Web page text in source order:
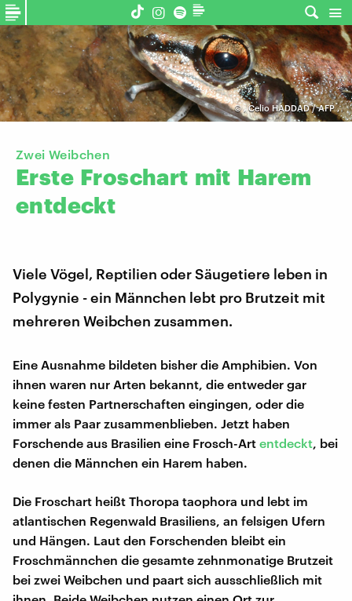
©,Celio HADDAD / AFP,
Zwei Weibchen
Erste Froschart mit Harem
entdeckt
Viele Vögel, Reptilien oder Säugetiere leben in
Polygynie - ein Männchen lebt pro Brutzeit mit
mehreren Weibchen zusammen.
Eine Ausnahme bildeten bisher die Amphibien. Von
ihnen waren nur Arten bekannt, die entweder gar
keine festen Partnerschaften eingingen, oder die
immer als Paar zusammenblieben. Jetzt haben
Forschende aus Brasilien eine Frosch-Art entdeckt, bei
denen die Männchen ein Harem haben.
Die Froschart heißt Thoropa taophora und lebt im
atlantischen Regenwald Brasiliens, an felsigen Ufern
und Hängen. Laut den Forschenden bleibt ein
Froschmännchen die gesamte zehnmonatige Brutzeit
bei zwei Weibchen und paart sich ausschließlich mit